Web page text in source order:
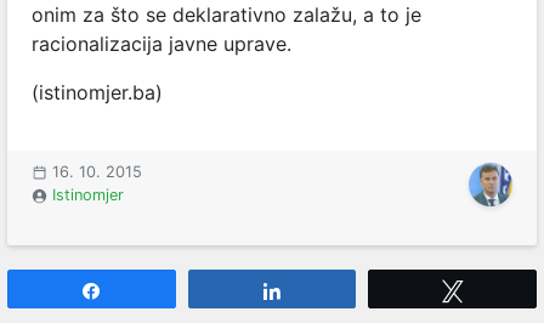
onim za što se deklarativno zalažu, a to je
racionalizacija javne uprave.
(istinomjer.ba)
16. 10. 2015
Istinomjer